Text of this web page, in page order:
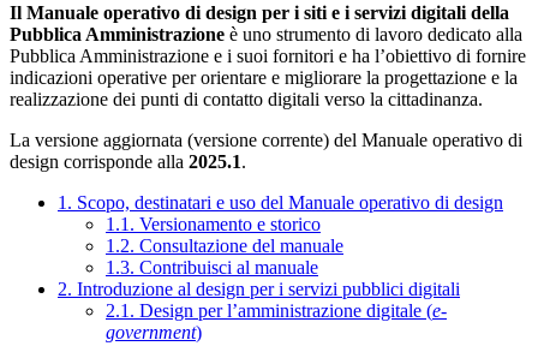
Il Manuale operativo di design per i siti e i servizi digitali della
Pubblica Amministrazione è uno strumento di lavoro dedicato alla
Pubblica Amministrazione e i suoi fornitori e ha l’obiettivo di fornire
indicazioni operative per orientare e migliorare la progettazione e la
realizzazione dei punti di contatto digitali verso la cittadinanza.
La versione aggiornata (versione corrente) del Manuale operativo di
design corrisponde alla 2025.1.
1. Scopo, destinatari e uso del Manuale operativo di design
1.1. Versionamento e storico
1.2. Consultazione del manuale
1.3. Contribuisci al manuale
2. Introduzione al design per i servizi pubblici digitali
2.1. Design per l’amministrazione digitale (e-
government)